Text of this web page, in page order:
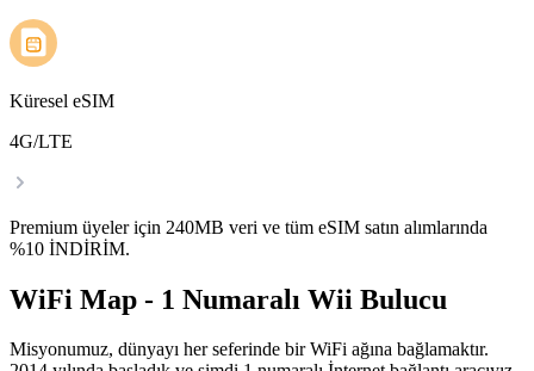
Küresel eSIM
4G/LTE
Premium üyeler için 240MB veri ve tüm eSIM satın alımlarında
%10 İNDİRİM.
WiFi Map - 1 Numaralı Wii Bulucu
Misyonumuz, dünyayı her seferinde bir WiFi ağına bağlamaktır.